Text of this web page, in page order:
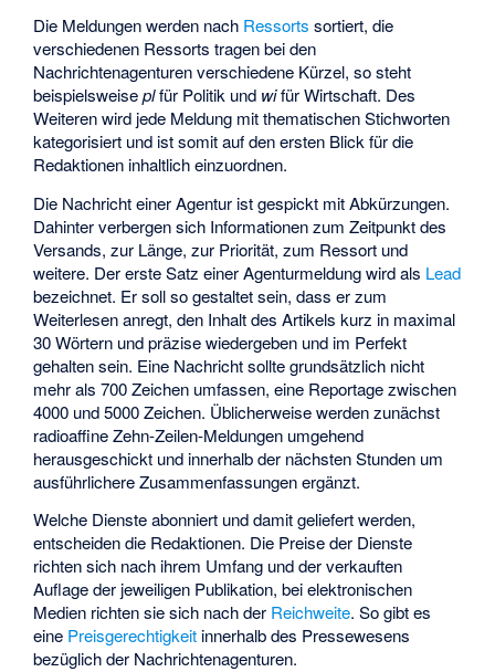
Die Meldungen werden nach Ressorts sortiert, die
verschiedenen Ressorts tragen bei den
Nachrichtenagenturen verschiedene Kürzel, so steht
beispielsweiseplfür Politik und wifür Wirtschaft. Des
Weiteren wird jede Meldung mit thematischen Stichworten
kategorisiert und ist somit auf den ersten Blick für die
Redaktionen inhaltlich einzuordnen.
Die Nachricht einer Agentur ist gespickt mit Abkürzungen.
Dahinter verbergen sich Informationen zum Zeitpunkt des
Versands, zur Länge, zur Priorität, zum Ressort und
weitere. Der erste Satz einer Agenturmeldung wird als Lead
bezeichnet. Er soll so gestaltet sein, dass er zum
Weiterlesen anregt, den Inhalt des Artikels kurz in maximal
30 Wörtern und präzise wiedergeben und im Perfekt
gehalten sein. Eine Nachricht sollte grundsätzlich nicht
mehr als 700 Zeichen umfassen, eine Reportage zwischen
4000 und 5000 Zeichen. Üblicherweise werden zunächst
radioaffine Zehn-Zeilen-Meldungen umgehend
herausgeschickt und innerhalb der nächsten Stunden um
ausführlichere Zusammenfassungen ergänzt.
Welche Dienste abonniert und damit geliefert werden,
entscheiden die Redaktionen. Die Preise der Dienste
richten sich nach ihrem Umfang und der verkauften
Auflage der jeweiligen Publikation, bei elektronischen
Medien richten sie sich nach der Reichweite. So gibt es
eine Preisgerechtigkeit innerhalb des Pressewesens
bezüglich der Nachrichtenagenturen.